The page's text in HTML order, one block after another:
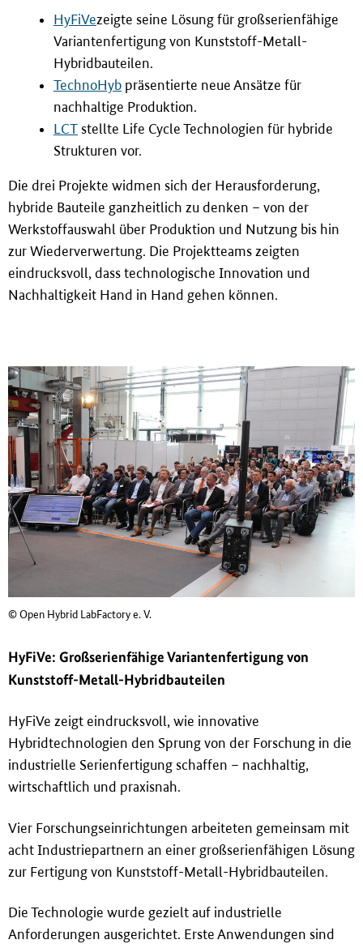
HyFiVezeigte seine Lösung für großserienfähige
Variantenfertigung von Kunststoff-Metall-
Hybridbauteilen.
TechnoHyb präsentierte neue Ansätze für
nachhaltige Produktion.
LCT stellte Life Cycle Technologien für hybride
Strukturen vor.
Die drei Projekte widmen sich der Herausforderung,
hybride Bauteile ganzheitlich zu denken – von der
Werkstoffauswahl über Produktion und Nutzung bis hin
zur Wiederverwertung. Die Projektteams zeigten
eindrucksvoll, dass technologische Innovation und
Nachhaltigkeit Hand in Hand gehen können.
© Open Hybrid LabFactory e. V.
HyFiVe: Großserienfähige Variantenfertigung von
Kunststoff-Metall-Hybridbauteilen
HyFiVe zeigt eindrucksvoll, wie innovative
Hybridtechnologien den Sprung von der Forschung in die
industrielle Serienfertigung schaffen – nachhaltig,
wirtschaftlich und praxisnah.
Vier Forschungseinrichtungen arbeiteten gemeinsam mit
acht Industriepartnern an einer großserienfähigen Lösung
zur Fertigung von Kunststoff-Metall-Hybridbauteilen.
Die Technologie wurde gezielt auf industrielle
Anforderungen ausgerichtet. Erste Anwendungen sind